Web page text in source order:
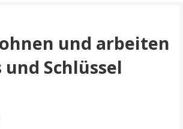
und arbeiten
und Schlüssel